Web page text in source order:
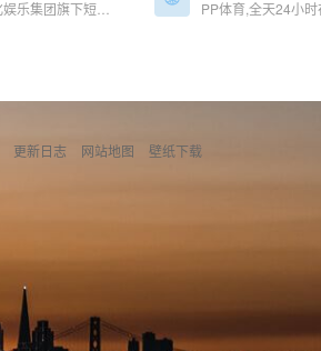
更新日志 网站地图 壁纸下载